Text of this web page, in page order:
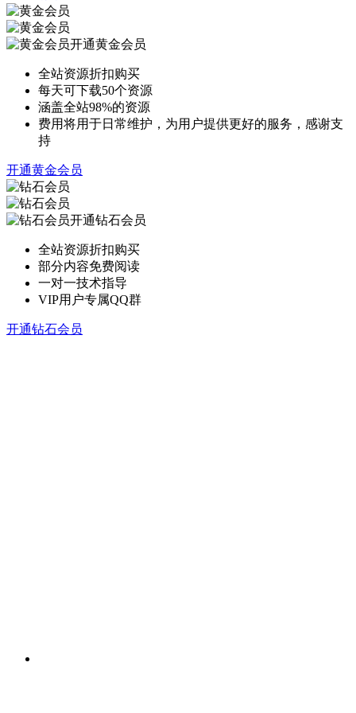
开通黄金会员
全站资源折扣购买
每天可下载50个资源
涵盖全站98%的资源
费用将用于日常维护，为用户提供更好的服务，感谢支
持
开通黄金会员
开通钻石会员
全站资源折扣购买
部分内容免费阅读
一对一技术指导
VIP用户专属QQ群
开通钻石会员